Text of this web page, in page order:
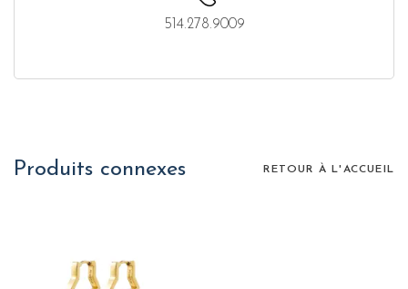
514.278.9009
Produits connexes RETOUR À L'ACCUEIL